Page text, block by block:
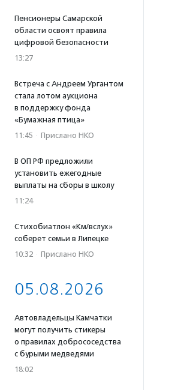
Пенсионеры Самарской
области освоят правила
цифровой безопасности
13:27
Встреча с Андреем Ургантом
стала лотом аукциона
в поддержку фонда
«Бумажная птица»
11:45 · Прислано НКО
В ОП РФ предложили
установить ежегодные
выплаты на сборы в школу
11:24
Стихобиатлон «Км/вслух»
соберет семьи в Липецке
10:32 · Прислано НКО
05.08.2026
Автовладельцы Камчатки
могут получить стикеры
о правилах добрососедства
с бурыми медведями
18:02